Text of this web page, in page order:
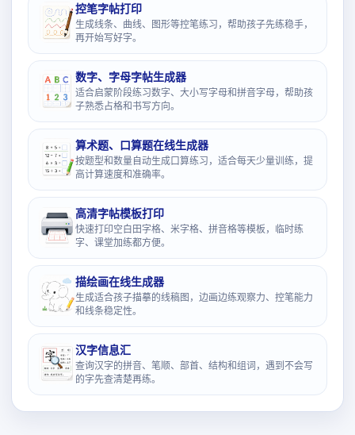
控笔字帖打印
生成线条、曲线、图形等控笔练习，帮助孩子先练稳手，
再开始写好字。
数字、字母字帖生成器
适合启蒙阶段练习数字、大小写字母和拼音字母，帮助孩
子熟悉占格和书写方向。
算术题、口算题在线生成器
按题型和数量自动生成口算练习，适合每天少量训练，提
高计算速度和准确率。
高清字帖模板打印
快速打印空白田字格、米字格、拼音格等模板，临时练
字、课堂加练都方便。
描绘画在线生成器
生成适合孩子描摹的线稿图，边画边练观察力、控笔能力
和线条稳定性。
汉字信息汇
查询汉字的拼音、笔顺、部首、结构和组词，遇到不会写
的字先查清楚再练。